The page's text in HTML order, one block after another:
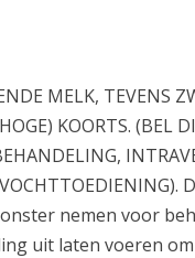
MELK, TEVENS
KOORTS. (BEL
nemen voor
uit laten voeren om